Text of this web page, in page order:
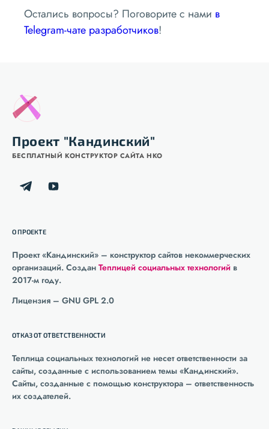
Остались вопросы? Поговорите с нами в
Telegram-чате разработчиков!
Проект "Кандинский"
БЕСПЛАТНЫЙ КОНСТРУКТОР САЙТА НКО
О ПРОЕКТЕ
Проект «Кандинский» – конструктор сайтов некоммерческих
организаций. Создан Теплицей социальных технологий в
2017-м году.
Лицензия – GNU GPL 2.0
ОТКАЗ ОТ ОТВЕТСТВЕННОСТИ
Теплица социальных технологий не несет ответственности за
сайты, созданные с использованием темы «Кандинский».
Сайты, созданные с помощью конструктора – ответственность
их создателей.